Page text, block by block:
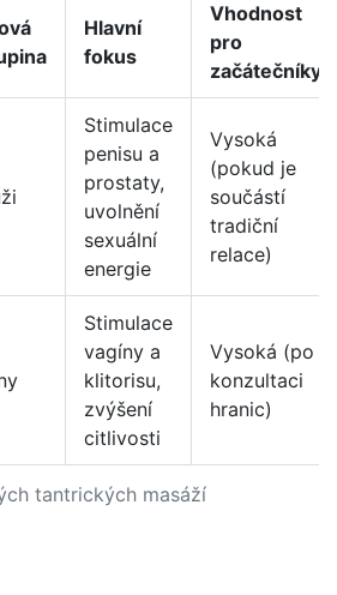
tantrických masáží
Hlavní
fokus
Vhodnost
pro
začátečníky
Stimulace
penisu a
prostaty,
uvolnění
sexuální
energie
Vysoká
(pokud je
součástí
tradiční
relace)
Stimulace
vagíny a
klitorisu,
zvýšení
citlivosti
Vysoká (po
konzultaci
hranic)